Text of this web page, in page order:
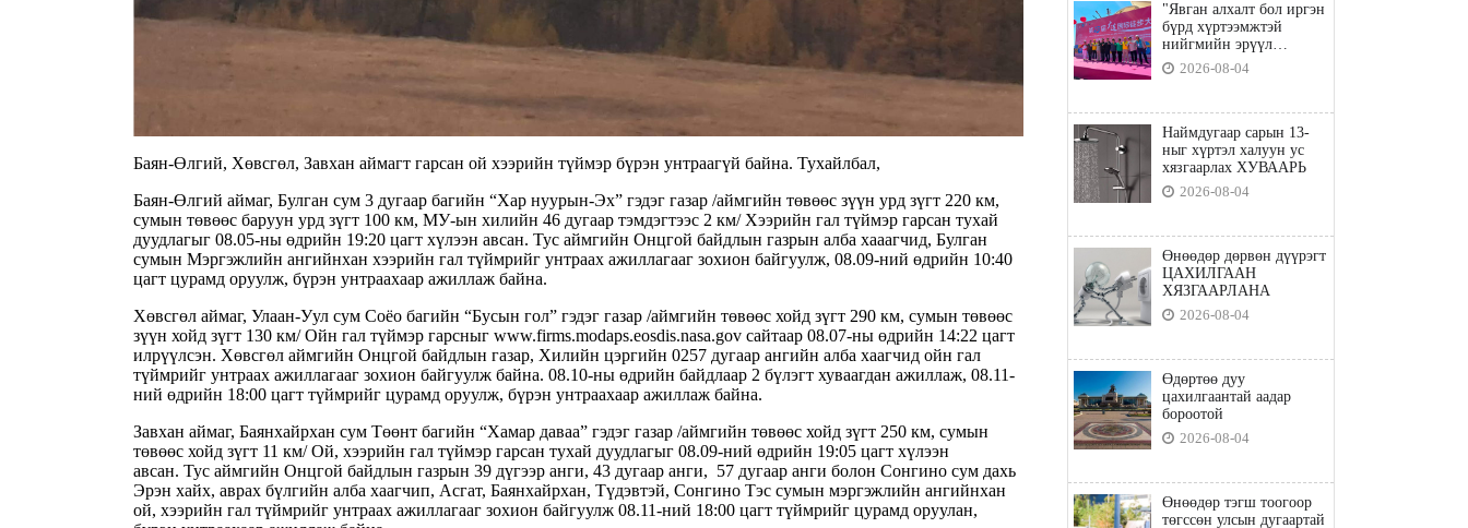
Баян-Өлгий, Хөвсгөл, Завхан аймагт гарсан ой хээрийн түймэр бүрэн унтраагүй байна. Тухайлбал,
Баян-Өлгий аймаг, Булган сум 3 дугаар багийн “Хар нуурын-Эх” гэдэг газар /аймгийн төвөөс зүүн урд зүгт 220 км,
сумын төвөөс баруун урд зүгт 100 км, МУ-ын хилийн 46 дугаар тэмдэгтээс 2 км/ Хээрийн гал түймэр гарсан тухай
дуудлагыг 08.05-ны өдрийн 19:20 цагт хүлээн авсан. Тус аймгийн Онцгой байдлын газрын алба хааагчид, Булган
сумын Мэргэжлийн ангийнхан хээрийн гал түймрийг унтраах ажиллагааг зохион байгуулж, 08.09-ний өдрийн 10:40
цагт цурамд оруулж, бүрэн унтраахаар ажиллаж байна.
Хөвсгөл аймаг, Улаан-Уул сум Соёо багийн “Бусын гол” гэдэг газар /аймгийн төвөөс хойд зүгт 290 км, сумын төвөөс
зүүн хойд зүгт 130 км/ Ойн гал түймэр гарсныг www.firms.modaps.eosdis.nasa.gov сайтаар 08.07-ны өдрийн 14:22 цагт
илрүүлсэн. Хөвсгөл аймгийн Онцгой байдлын газар, Хилийн цэргийн 0257 дугаар ангийн алба хаагчид ойн гал
түймрийг унтраах ажиллагааг зохион байгуулж байна. 08.10-ны өдрийн байдлаар 2 бүлэгт хуваагдан ажиллаж, 08.11-
ний өдрийн 18:00 цагт түймрийг цурамд оруулж, бүрэн унтраахаар ажиллаж байна.
Завхан аймаг, Баянхайрхан сум Төөнт багийн “Хамар даваа” гэдэг газар /аймгийн төвөөс хойд зүгт 250 км, сумын
төвөөс хойд зүгт 11 км/ Ой, хээрийн гал түймэр гарсан тухай дуудлагыг 08.09-ний өдрийн 19:05 цагт хүлээн
авсан. Тус аймгийн Онцгой байдлын газрын 39 дүгээр анги, 43 дугаар анги, 57 дугаар анги болон Сонгино сум дахь
Эрэн хайх, аврах бүлгийн алба хаагчип, Асгат, Баянхайрхан, Түдэвтэй, Сонгино Тэс сумын мэргэжлийн ангийнхан
ой, хээрийн гал түймрийг унтраах ажиллагааг зохион байгуулж 08.11-ний 18:00 цагт түймрийг цурамд оруулан,
"Явган алхалт бол иргэн
бүрд хүртээмжтэй
нийгмийн эрүүл
мэндийн бодлого"
2026-08-04
Наймдугаар сарын 13-
ныг хүртэл халуун ус
хязгаарлах ХУВААРЬ
2026-08-04
Өнөөдөр дөрвөн дүүрэгт
ЦАХИЛГААН
ХЯЗГААРЛАНА
2026-08-04
Өдөртөө дуу
цахилгаантай аадар
бороотой
2026-08-04
Өнөөдөр тэгш тоогоор
төгссөн улсын дугаартай